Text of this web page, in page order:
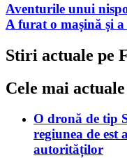
Aventurile unui
A furat o mașină și
Stiri actuale pe
Cele mai
O dronă de tip
regiunea de est
autorităților